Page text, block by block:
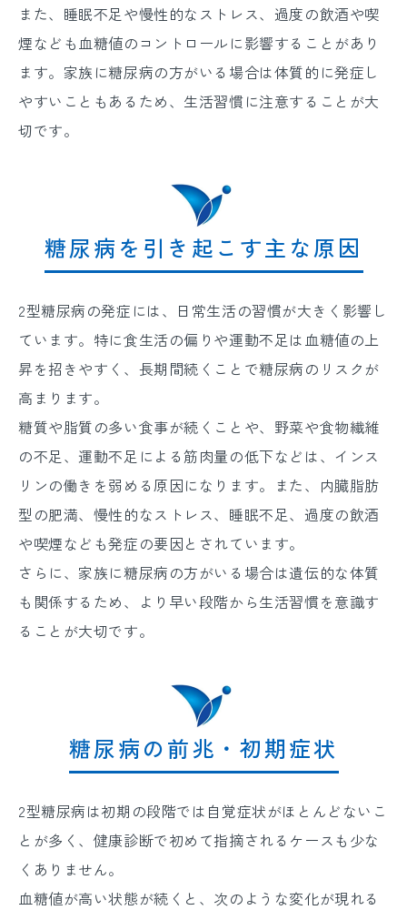
また、睡眠不足や慢性的なストレス、過度の飲酒や喫
煙なども血糖値のコントロールに影響することがあり
ます。家族に糖尿病の方がいる場合は体質的に発症し
やすいこともあるため、生活習慣に注意することが大
切です。
糖尿病を引き起こす主な原因
2型糖尿病の発症には、日常生活の習慣が大きく影響し
ています。特に食生活の偏りや運動不足は血糖値の上
昇を招きやすく、長期間続くことで糖尿病のリスクが
高まります。
糖質や脂質の多い食事が続くことや、野菜や食物繊維
の不足、運動不足による筋肉量の低下などは、インス
リンの働きを弱める原因になります。また、内臓脂肪
型の肥満、慢性的なストレス、睡眠不足、過度の飲酒
や喫煙なども発症の要因とされています。
さらに、家族に糖尿病の方がいる場合は遺伝的な体質
も関係するため、より早い段階から生活習慣を意識す
ることが大切です。
糖尿病の前兆・初期症状
2型糖尿病は初期の段階では自覚症状がほとんどないこ
とが多く、健康診断で初めて指摘されるケースも少な
くありません。
血糖値が高い状態が続くと、次のような変化が現れる